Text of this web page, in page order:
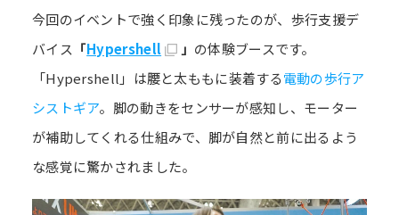
今回のイベントで強く印象に残ったのが、歩行支援デ
バイス 「Hypershell 」 の体験ブースです。
「Hypershell」は腰と太ももに装着する電動の歩行ア
シストギア。脚の動きをセンサーが感知し、モーター
が補助してくれる仕組みで、脚が自然と前に出るよう
な感覚に驚かされました。